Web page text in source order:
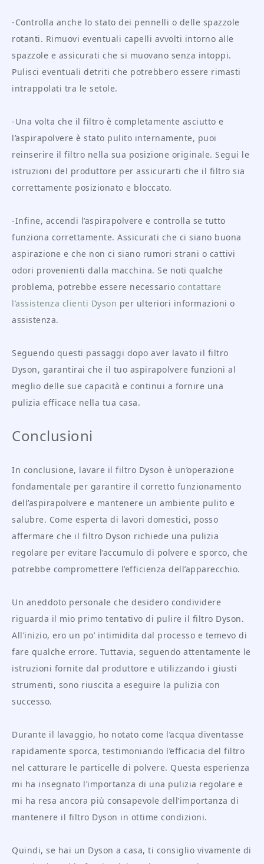
-Controlla anche lo stato dei pennelli o delle spazzole
rotanti. Rimuovi eventuali capelli avvolti intorno alle
spazzole e assicurati che si muovano senza intoppi.
Pulisci eventuali detriti che potrebbero essere rimasti
intrappolati tra le setole.
-Una volta che il filtro è completamente asciutto e
l’aspirapolvere è stato pulito internamente, puoi
reinserire il filtro nella sua posizione originale. Segui le
istruzioni del produttore per assicurarti che il filtro sia
correttamente posizionato e bloccato.
-Infine, accendi l’aspirapolvere e controlla se tutto
funziona correttamente. Assicurati che ci siano buona
aspirazione e che non ci siano rumori strani o cattivi
odori provenienti dalla macchina. Se noti qualche
problema, potrebbe essere necessario contattare
l’assistenza clienti Dyson per ulteriori informazioni o
assistenza.
Seguendo questi passaggi dopo aver lavato il filtro
Dyson, garantirai che il tuo aspirapolvere funzioni al
meglio delle sue capacità e continui a fornire una
pulizia efficace nella tua casa.
Conclusioni
In conclusione, lavare il filtro Dyson è un’operazione
fondamentale per garantire il corretto funzionamento
dell’aspirapolvere e mantenere un ambiente pulito e
salubre. Come esperta di lavori domestici, posso
affermare che il filtro Dyson richiede una pulizia
regolare per evitare l’accumulo di polvere e sporco, che
potrebbe compromettere l’efficienza dell’apparecchio.
Un aneddoto personale che desidero condividere
riguarda il mio primo tentativo di pulire il filtro Dyson.
All’inizio, ero un po’ intimidita dal processo e temevo di
fare qualche errore. Tuttavia, seguendo attentamente le
istruzioni fornite dal produttore e utilizzando i giusti
strumenti, sono riuscita a eseguire la pulizia con
successo.
Durante il lavaggio, ho notato come l’acqua diventasse
rapidamente sporca, testimoniando l’efficacia del filtro
nel catturare le particelle di polvere. Questa esperienza
mi ha insegnato l’importanza di una pulizia regolare e
mi ha resa ancora più consapevole dell’importanza di
mantenere il filtro Dyson in ottime condizioni.
Quindi, se hai un Dyson a casa, ti consiglio vivamente di